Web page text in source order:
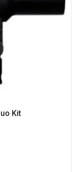
Kit